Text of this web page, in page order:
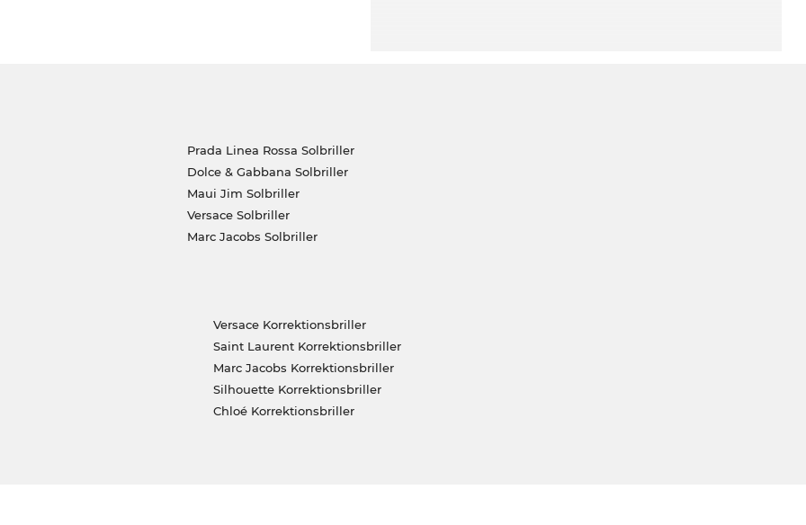
Prada Linea Rossa Solbriller
Dolce & Gabbana Solbriller
Maui Jim Solbriller
Versace Solbriller
Marc Jacobs Solbriller
Versace Korrektionsbriller
Saint Laurent Korrektionsbriller
Marc Jacobs Korrektionsbriller
Silhouette Korrektionsbriller
Chloé Korrektionsbriller